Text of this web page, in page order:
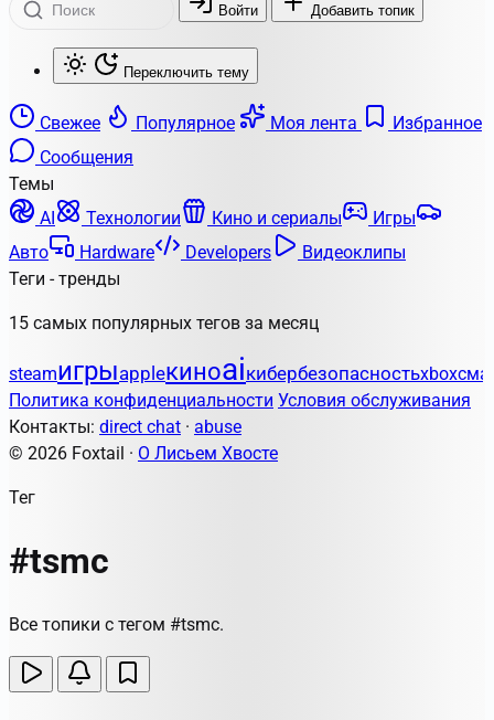
Войти Добавить топик
Переключить тему
Свежее Популярное Моя лента
Избранное
Сообщения
Темы
AI
Технологии Кино и сериалы
Игры
Авто
Hardware Developers
Видеоклипы
Теги - тренды
15 самых популярных тегов за месяц
steamигрыappleкиноaiкибербезопасностьxbox
Политика конфиденциальности Условия обслуживания
Контакты: direct chat · abuse
© 2026 Foxtail · О Лисьем Хвосте
Тег
#tsmc
Все топики с тегом #tsmc.